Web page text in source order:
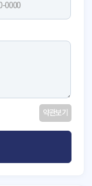
약관보기
● 접수대기